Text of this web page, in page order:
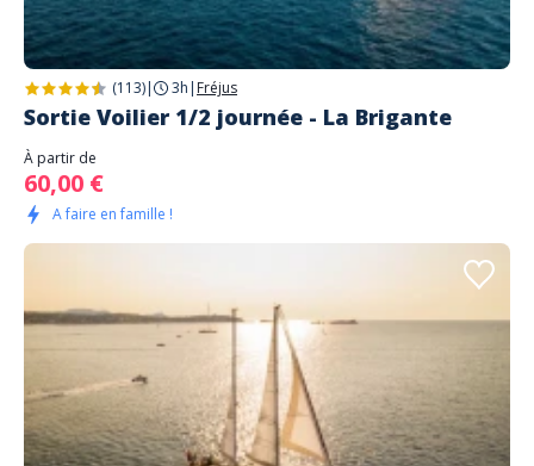
(113)| 3h | Fréjus
Sortie Voilier 1/2 journée - La Brigante
À partir de
60,00 €
A faire en famille !